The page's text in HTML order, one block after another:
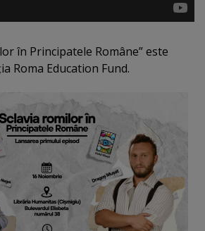
în Principatele Române” este
Roma Education Fund.